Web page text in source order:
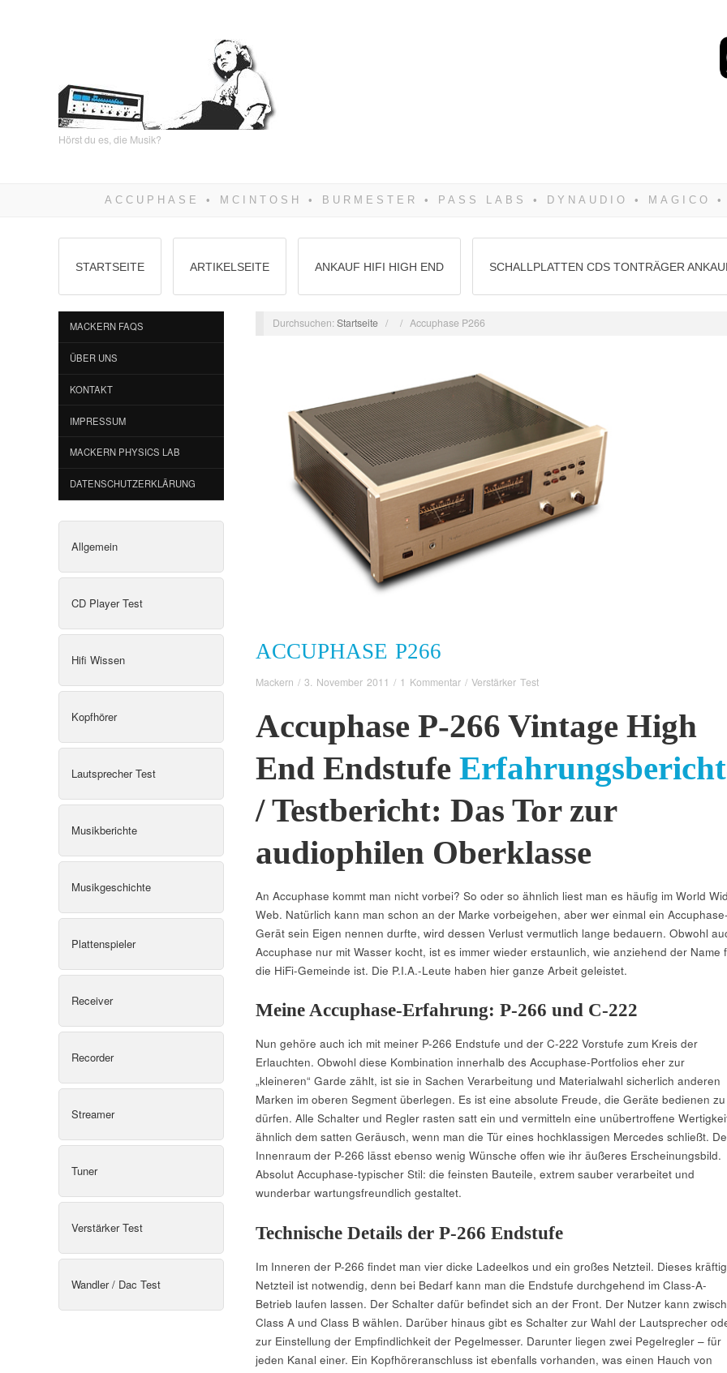
Hörst du es, die Musik?
STARTSEITE ARTIKELSEITE ANKAUF HIFI HIGH END SCHALLPLATTEN CDS TONTRÄGER
MACKERN FAQS
ÜBER UNS
KONTAKT
IMPRESSUM
MACKERN PHYSICS LAB
DATENSCHUTZERKLÄRUNG
Allgemein
CD Player Test
Hifi Wissen
Kopfhörer
Lautsprecher Test
Musikberichte
Musikgeschichte
Plattenspieler
Receiver
Recorder
Streamer
Tuner
Verstärker Test
Wandler / Dac Test
Durchsuchen:Startseite / / Accuphase P266
ACCUPHASE P266
Mackern / 3. November 2011 / 1 Kommentar/ Verstärker Test
Accuphase P-266 Vintage High
End Endstufe Erfahrungsbericht
/ Testbericht: Das Tor zur
audiophilen Oberklasse
An Accuphase kommt man nicht vorbei? So oder so ähnlich liest man es häufig im World
Web. Natürlich kann man schon an der Marke vorbeigehen, aber wer einmal ein
Gerät sein Eigen nennen durfte, wird dessen Verlust vermutlich lange bedauern. Obwohl
Accuphase nur mit Wasser kocht, ist es immer wieder erstaunlich, wie anziehend der Name
die HiFi-Gemeinde ist. Die P.I.A.-Leute haben hier ganze Arbeit geleistet.
Meine Accuphase-Erfahrung: P-266 und C-222
Nun gehöre auch ich mit meiner P-266 Endstufe und der C-222 Vorstufe zum Kreis der
Erlauchten. Obwohl diese Kombination innerhalb des Accuphase-Portfolios eher zur
„kleineren“ Garde zählt, ist sie in Sachen Verarbeitung und Materialwahl sicherlich anderen
Marken im oberen Segment überlegen. Es ist eine absolute Freude, die Geräte bedienen zu
dürfen. Alle Schalter und Regler rasten satt ein und vermitteln eine unübertroffene
ähnlich dem satten Geräusch, wenn man die Tür eines hochklassigen Mercedes schließt.
Innenraum der P-266 lässt ebenso wenig Wünsche offen wie ihr äußeres Erscheinungsbild.
Absolut Accuphase-typischer Stil: die feinsten Bauteile, extrem sauber verarbeitet und
wunderbar wartungsfreundlich gestaltet.
Technische Details der P-266 Endstufe
Im Inneren der P-266 findet man vier dicke Ladeelkos und ein großes Netzteil. Dieses
Netzteil ist notwendig, denn bei Bedarf kann man die Endstufe durchgehend im Class-A-
Betrieb laufen lassen. Der Schalter dafür befindet sich an der Front. Der Nutzer kann
Class A und Class B wählen. Darüber hinaus gibt es Schalter zur Wahl der Lautsprecher
zur Einstellung der Empfindlichkeit der Pegelmesser. Darunter liegen zwei Pegelregler – für
jeden Kanal einer. Ein Kopfhöreranschluss ist ebenfalls vorhanden, was einen Hauch von